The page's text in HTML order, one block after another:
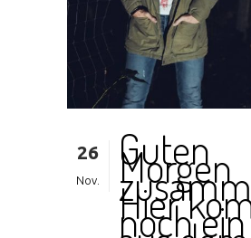
26
Nov.
Guten
Morgen
Hier
noch